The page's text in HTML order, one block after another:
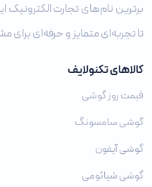
برترین نام‌های تجارت الکترونیک
تا تجربه‌ای متمایز و حرفه‌ای برای
کالاهای تکنولایف
قیمت روز گوشی
گوشی سامسونگ
گوشی آیفون
گوشی شیائومی